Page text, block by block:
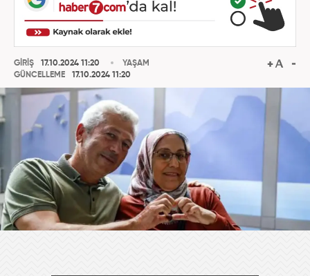
GİRİŞ
17.10.2024 11:20
GÜNCELLEME
17.10.2024 11:20
YAŞAM